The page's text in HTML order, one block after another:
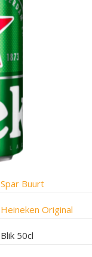
Spar Buurt
Heineken Original
Blik 50cl